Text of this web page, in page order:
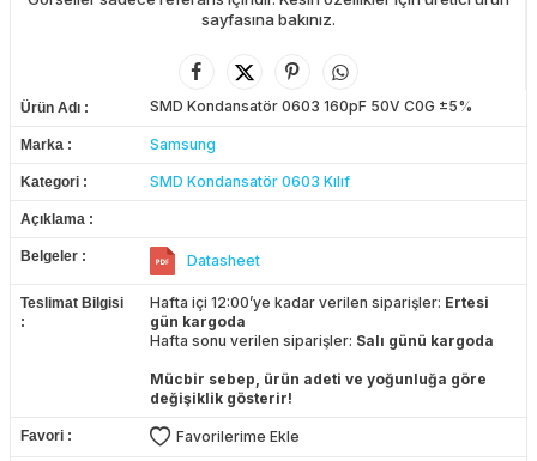
sayfasına bakınız.
Ürün Adı SMD Kondansatör 0603 160pF 50V C0G ±5%
Marka Samsung
Kategori SMD Kondansatör 0603 Kılıf
Açıklama
Belgeler Datasheet
Teslimat Bilgisi Hafta içi 12:00’ye kadar verilen siparişler: Ertesi
gün kargoda
Hafta sonu verilen siparişler: Salı günü kargoda
Mücbir sebep, ürün adeti ve yoğunluğa göre
değişiklik gösterir!
Favori Favorilerime Ekle